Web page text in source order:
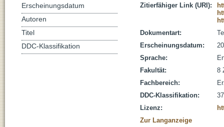
Zitierfähiger Link (URI):
Dokumentart:
Erscheinungsdatum:
Sprache:
Fakultät:
8
Fachbereich:
DDC-Klassifikation:
Lizenz:
Zur Langanzeige
Erscheinungsdatum
Autoren
Titel
DDC-Klassifikation